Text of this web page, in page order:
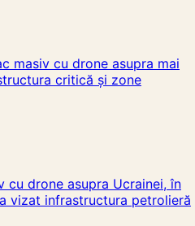
masiv cu drone asupra mai
critică și zone
cu drone asupra Ucrainei, în
vizat infrastructura petrolieră